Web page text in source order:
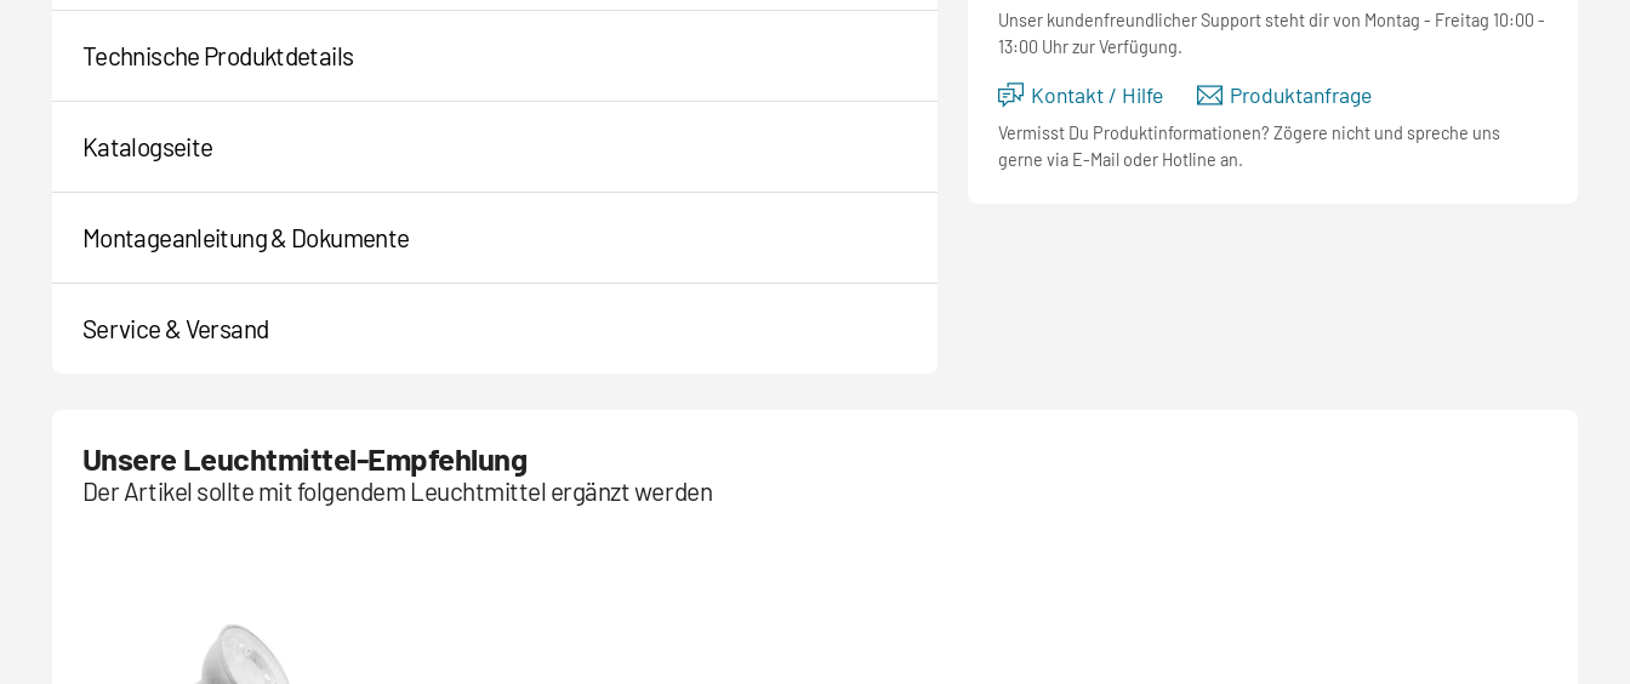
Technische Produktdetails
Katalogseite
Montageanleitung & Dokumente
Service & Versand
Unser kundenfreundlicher Support steht dir von Montag - Freitag 10:00 -
13:00 Uhr zur Verfügung.
Kontakt / Hilfe Produktanfrage
Vermisst Du Produktinformationen? Zögere nicht und spreche uns
gerne via E-Mail oder Hotline an.
Unsere Leuchtmittel-Empfehlung
Der Artikel sollte mit folgendem Leuchtmittel ergänzt werden